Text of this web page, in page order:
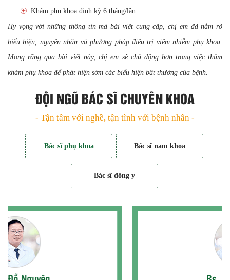
Khám phụ khoa định kỳ 6 tháng/lần
Hy vọng với những thông tin mà bài viết cung cấp, chị em đã nắm rõ
biểu hiện, nguyên nhân và phương pháp điều trị viêm nhiễm phụ khoa.
Mong rằng qua bài viết này, chị em sẽ chủ động hơn trong việc thăm
khám phụ khoa để phát hiện sớm các biểu hiện bất thường của bệnh.
ĐỘI NGŨ BÁC SĨ CHUYÊN KHOA
- Tận tâm với nghề, tận tình với bệnh nhân -
Bác sĩ phụ khoa Bác sĩ nam khoa
Bác sĩ đông y